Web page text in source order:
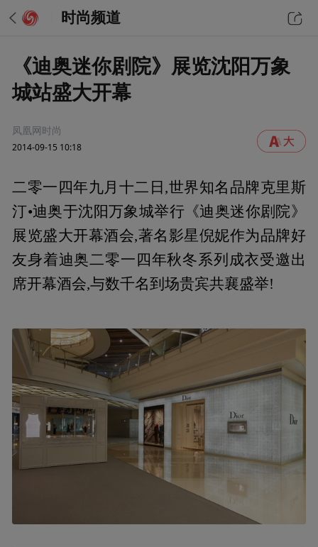
时尚频道
《迪奥迷你剧院》展览沈阳万象
城站盛大开幕
凤凰网时尚
2014-09-15 10:18
二零一四年九月十二日,世界知名品牌克里斯
汀•迪奥于沈阳万象城举行《迪奥迷你剧院》
展览盛大开幕酒会,著名影星倪妮作为品牌好
友身着迪奥二零一四年秋冬系列成衣受邀出
席开幕酒会,与数千名到场贵宾共襄盛举!